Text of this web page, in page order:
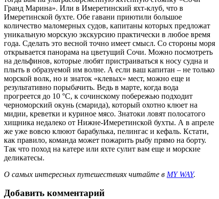
Гранд Марина». Или в Имеретинский яхт-клуб, что в
Имеретинской бухте. Обе гавани приютили большое
количество маломерных судов, капитаны которых предложат
уникальную морскую экскурсию практически в любое время
года. Сделать это весной точно имеет смысл. Со стороны моря
открывается панорама на цветущий Сочи. Можно посмотреть
на дельфинов, которые любят пристраиваться к носу судна и
плыть в образуемой им волне. А если ваш капитан – не только
морской волк, но и знаток «клевых» мест, можно еще и
результативно порыбачить. Ведь в марте, когда вода
прогреется до 10 °C, к сочинскому побережью подходит
черноморский окунь (смарида), который охотно клюет на
мидии, креветки и куриное мясо. Знатоки ловят полосатого
хищника недалеко от Нижне-Имеретинской бухты. А в апреле
же уже вовсю клюют барабулька, пелингас и кефаль. Кстати,
как правило, команда может пожарить рыбу прямо на борту.
Так что поход на катере или яхте сулит вам еще и морские
деликатесы.
О самых интересных путешествиях читайте в MY WAY.
Добавить комментарий